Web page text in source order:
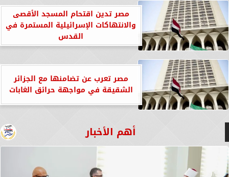
مصر تدين اقتحام المسجد الأقصى
والانتهاكات الإسرائيلية المستمرة في
القدس
مصر تعرب عن تضامنها مع الجزائر
الشقيقة في مواجهة حرائق الغابات
أهم الأخبار